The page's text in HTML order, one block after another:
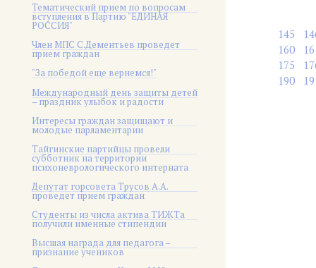
Тематический прием по вопросам
вступления в Партию "ЕДИНАЯ
РОССИЯ"
Член МПС С.Дементьев проведет
прием граждан
"За победой еще вернемся!"
Международный день защиты детей
– праздник улыбок и радости
Интересы граждан защищают и
молодые парламентарии
Тайгинские партийцы провели
субботник на территории
психоневрологического интерната
Депутат горсовета Трусов А.А.
проведет прием граждан
Студенты из числа актива ТИЖТа
получили именные стипендии
Высшая награда для педагога –
признание учеников
145
160
175
190